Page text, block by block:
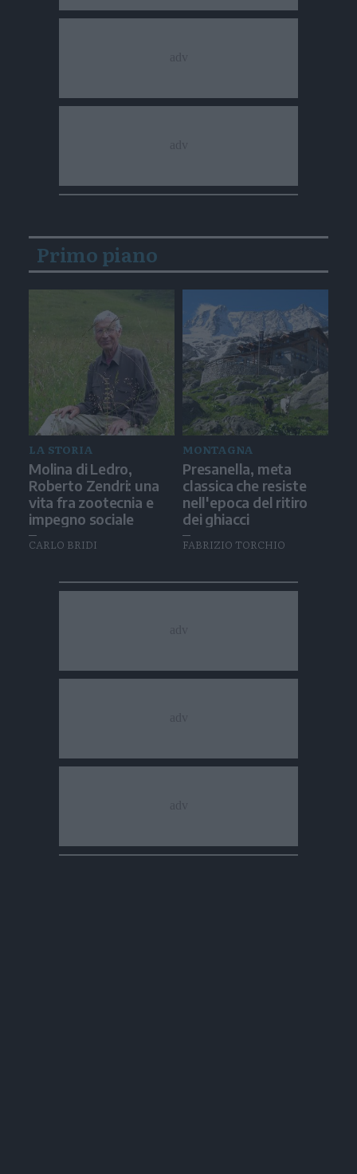
Primo piano
LA STORIA
Molina di Ledro,
Roberto Zendri: una
vita fra zootecnia e
impegno sociale
CARLO BRIDI
MONTAGNA
Presanella, meta
classica che resiste
nell'epoca del ritiro
dei ghiacci
FABRIZIO TORCHIO